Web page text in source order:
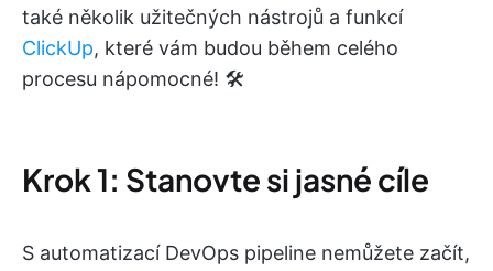
také několik užitečných nástrojů a funkcí
ClickUp, které vám budou během celého
procesu nápomocné! 🛠️
Krok 1: Stanovte si jasné cíle
S automatizací DevOps pipeline nemůžete začít,